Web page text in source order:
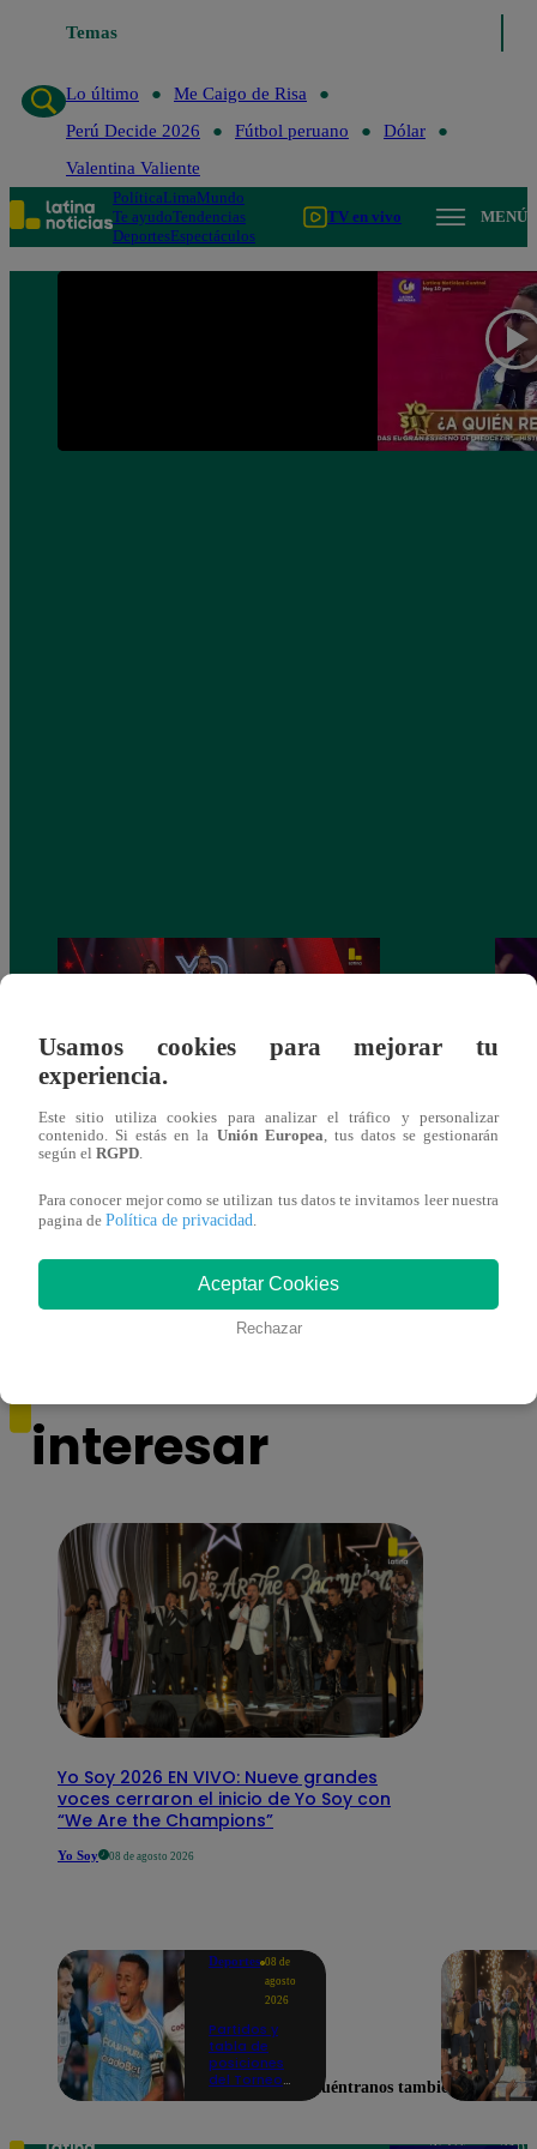
Temas
Lo último
Me Caigo de Risa
Perú Decide 2026
Fútbol peruano
Dólar
Valentina Valiente
PolíticaLimaMundo
Te ayudoTendencias
DeportesEspectáculos
TV en vivo MENÚ
Yo Soy GRANDES BATALLAS: ¡El
Pájaro Gómez venció a Miguel Mateos y
mantuvo su silla de consagrado!
interesar
Yo Soy 2026 EN VIVO: Nueve grandes
voces cerraron el inicio de Yo Soy con
“We Are the Champions”
Yo Soy 08 de agosto 2026
Deportes 08 de
agosto
2026
Partidos y
tabla de
posiciones
del Torneo
Usamos cookies para mejorar tu
experiencia.
Este sitio utiliza cookies para analizar el tráfico y personalizar
contenido. Si estás en la Unión Europea, tus datos se gestionarán
según el RGPD.
Para conocer mejor como se utilizan tus datos te invitamos leer nuestra
pagina de Política de privacidad.
Aceptar Cookies
Rechazar
Encuéntranos también en